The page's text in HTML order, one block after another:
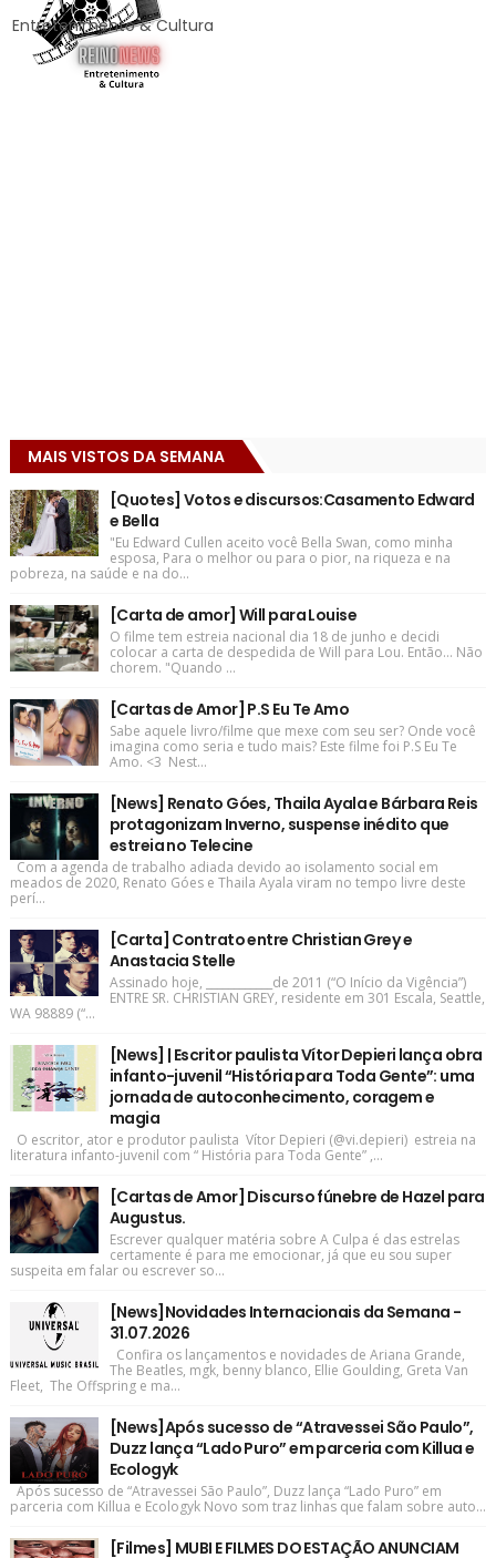
Entretenimento & Cultura
MAIS VISTOS DA SEMANA
[Quotes] Votos e discursos:Casamento Edward
e Bella
"Eu Edward Cullen aceito você Bella Swan, como minha
esposa, Para o melhor ou para o pior, na riqueza e na
pobreza, na saúde e na do...
[Carta de amor] Will para Louise
O filme tem estreia nacional dia 18 de junho e decidi
colocar a carta de despedida de Will para Lou. Então... Não
chorem. "Quando ...
[Cartas de Amor] P.S Eu Te Amo
Sabe aquele livro/filme que mexe com seu ser? Onde você
imagina como seria e tudo mais? Este filme foi P.S Eu Te
Amo. <3 Nest...
[News] Renato Góes, Thaila Ayala e Bárbara Reis
protagonizam Inverno, suspense inédito que
estreia no Telecine
Com a agenda de trabalho adiada devido ao isolamento social em
meados de 2020, Renato Góes e Thaila Ayala viram no tempo livre deste
perí...
[Carta] Contrato entre Christian Grey e
Anastacia Stelle
Assinado hoje, ____________de 2011 (“O Início da Vigência”)
ENTRE SR. CHRISTIAN GREY, residente em 301 Escala, Seattle,
WA 98889 (“...
[News] | Escritor paulista Vítor Depieri lança obra
infanto-juvenil “História para Toda Gente”: uma
jornada de autoconhecimento, coragem e
magia
O escritor, ator e produtor paulista Vítor Depieri (@vi.depieri) estreia na
literatura infanto-juvenil com “ História para Toda Gente” ,...
[Cartas de Amor] Discurso fúnebre de Hazel para
Augustus.
Escrever qualquer matéria sobre A Culpa é das estrelas
certamente é para me emocionar, já que eu sou super
suspeita em falar ou escrever so...
[News]Novidades Internacionais da Semana -
31.07.2026
Confira os lançamentos e novidades de Ariana Grande,
The Beatles, mgk, benny blanco, Ellie Goulding, Greta Van
Fleet, The Offspring e ma...
[News]Após sucesso de “Atravessei São Paulo”,
Duzz lança “Lado Puro” em parceria com Killua e
Ecologyk
Após sucesso de “Atravessei São Paulo”, Duzz lança “Lado Puro” em
parceria com Killua e Ecologyk Novo som traz linhas que falam sobre auto...
[Filmes] MUBI E FILMES DO ESTAÇÃO ANUNCIAM